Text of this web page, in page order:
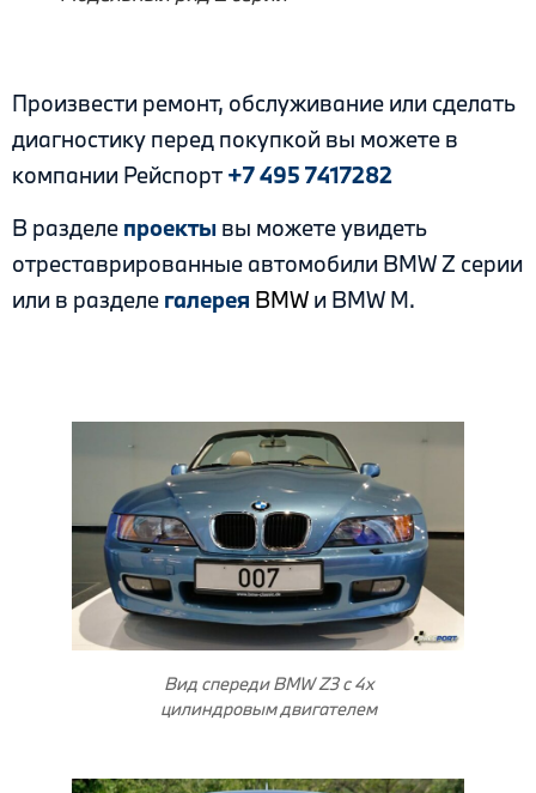
Произвести ремонт, обслуживание или сделать
диагностику перед покупкой вы можете в
компании Рейспорт +7 495 7417282
В разделе проекты вы можете увидеть
отреставрированные автомобили BMW Z серии
или в разделе галерея BMW и BMW M.
Вид спереди BMW Z3 с 4х
цилиндровым двигателем